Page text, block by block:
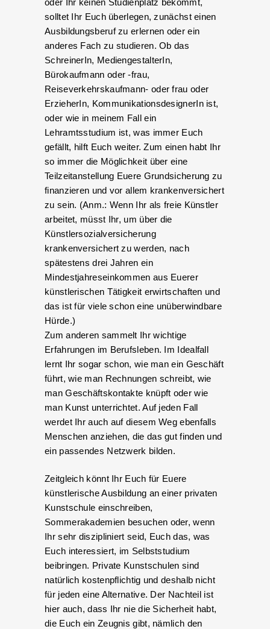
oder Ihr keinen Studienplatz bekommt,
solltet Ihr Euch überlegen, zunächst einen
Ausbildungsberuf zu erlernen oder ein
anderes Fach zu studieren. Ob das
SchreinerIn, MediengestalterIn,
Bürokaufmann oder -frau,
Reiseverkehrskaufmann- oder frau oder
ErzieherIn, KommunikationsdesignerIn ist,
oder wie in meinem Fall ein
Lehramtsstudium ist, was immer Euch
gefällt, hilft Euch weiter. Zum einen habt Ihr
so immer die Möglichkeit über eine
Teilzeitanstellung Euere Grundsicherung zu
finanzieren und vor allem krankenversichert
zu sein. (Anm.: Wenn Ihr als freie Künstler
arbeitet, müsst Ihr, um über die
Künstlersozialversicherung
krankenversichert zu werden, nach
spätestens drei Jahren ein
Mindestjahreseinkommen aus Euerer
künstlerischen Tätigkeit erwirtschaften und
das ist für viele schon eine unüberwindbare
Hürde.)
Zum anderen sammelt Ihr wichtige
Erfahrungen im Berufsleben. Im Idealfall
lernt Ihr sogar schon, wie man ein Geschäft
führt, wie man Rechnungen schreibt, wie
man Geschäftskontakte knüpft oder wie
man Kunst unterrichtet. Auf jeden Fall
werdet Ihr auch auf diesem Weg ebenfalls
Menschen anziehen, die das gut finden und
ein passendes Netzwerk bilden.
Zeitgleich könnt Ihr Euch für Euere
künstlerische Ausbildung an einer privaten
Kunstschule einschreiben,
Sommerakademien besuchen oder, wenn
Ihr sehr diszipliniert seid, Euch das, was
Euch interessiert, im Selbststudium
beibringen. Private Kunstschulen sind
natürlich kostenpflichtig und deshalb nicht
für jeden eine Alternative. Der Nachteil ist
hier auch, dass Ihr nie die Sicherheit habt,
die Euch ein Zeugnis gibt, nämlich den